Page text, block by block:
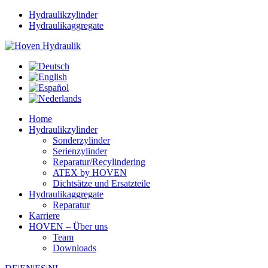
Hydraulikzylinder
Hydraulikaggregate
Home
Hydraulikzylinder
Sonderzylinder
Serienzylinder
Reparatur/Recylindering
ATEX by HOVEN
Dichtsätze und Ersatzteile
Hydraulikaggregate
Reparatur
Karriere
HOVEN – Über uns
Team
Downloads